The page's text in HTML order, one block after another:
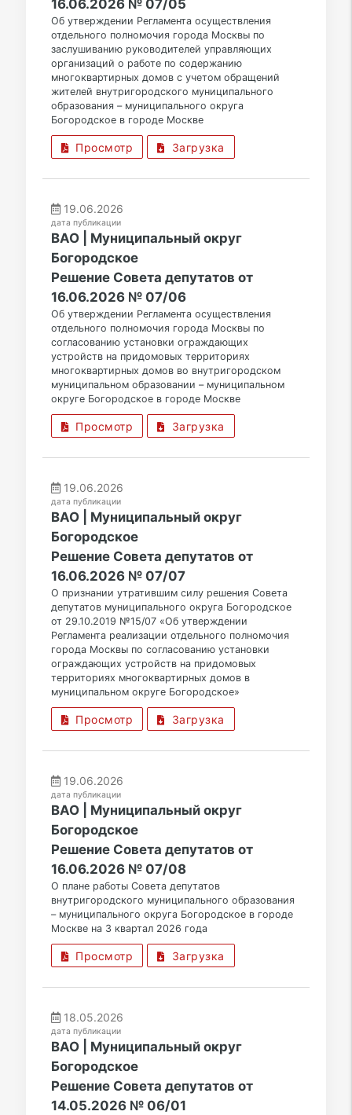
16.06.2026 № 07/05
Об утверждении Регламента осуществления
отдельного полномочия города Москвы по
заслушиванию руководителей управляющих
организаций о работе по содержанию
многоквартирных домов с учетом обращений
жителей внутригородского муниципального
образования – муниципального округа
Богородское в городе Москве
Просмотр Загрузка
19.06.2026
дата публикации
ВАО | Муниципальный округ
Богородское
Решение Совета депутатов от
16.06.2026 № 07/06
Об утверждении Регламента осуществления
отдельного полномочия города Москвы по
согласованию установки ограждающих
устройств на придомовых территориях
многоквартирных домов во внутригородском
муниципальном образовании – муниципальном
округе Богородское в городе Москве
Просмотр Загрузка
19.06.2026
дата публикации
ВАО | Муниципальный округ
Богородское
Решение Совета депутатов от
16.06.2026 № 07/07
О признании утратившим силу решения Совета
депутатов муниципального округа Богородское
от 29.10.2019 №15/07 «Об утверждении
Регламента реализации отдельного полномочия
города Москвы по согласованию установки
ограждающих устройств на придомовых
территориях многоквартирных домов в
муниципальном округе Богородское»
Просмотр Загрузка
19.06.2026
дата публикации
ВАО | Муниципальный округ
Богородское
Решение Совета депутатов от
16.06.2026 № 07/08
О плане работы Совета депутатов
внутригородского муниципального образования
– муниципального округа Богородское в городе
Москве на 3 квартал 2026 года
Просмотр Загрузка
18.05.2026
дата публикации
ВАО | Муниципальный округ
Богородское
Решение Совета депутатов от
14.05.2026 № 06/01